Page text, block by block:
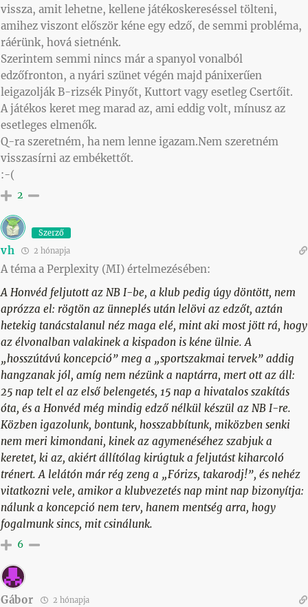
vissza, amit lehetne, kellene játékoskereséssel tölteni,
amihez viszont először kéne egy edző, de semmi probléma,
ráérünk, hová sietnénk.
Szerintem semmi nincs már a spanyol vonalból
edzőfronton, a nyári szünet végén majd pánixerűen
leigazolják B-rizsék Pinyőt, Kuttort vagy esetleg Csertőit.
A játékos keret meg marad az, ami eddig volt, mínusz az
esetleges elmenők.
Q-ra szeretném, ha nem lenne igazam.Nem szeretném
visszasírni az embékettőt.
:-(
2
Szerző
vh 2 hónapja
A téma a Perplexity (MI) értelmezésében:
A Honvéd feljutott az NB I-be, a klub pedig úgy döntött, nem
aprózza el: rögtön az ünneplés után lelövi az edzőt, aztán
hetekig tanácstalanul néz maga elé, mint aki most jött rá, hogy
az élvonalban valakinek a kispadon is kéne ülnie. A
„hosszútávú koncepció” meg a „sportszakmai tervek” addig
hangzanak jól, amíg nem nézünk a naptárra, mert ott az áll:
25 nap telt el az első belengetés, 15 nap a hivatalos szakítás
óta, és a Honvéd még mindig edző nélkül készül az NB I-re.
Közben igazolunk, bontunk, hosszabbítunk, miközben senki
nem meri kimondani, kinek az agymenéséhez szabjuk a
keretet, ki az, akiért állítólag kirúgtuk a feljutást kiharcoló
trénert. A lelátón már rég zeng a „Fórizs, takarodj!”, és nehéz
vitatkozni vele, amikor a klubvezetés nap mint nap bizonyítja:
nálunk a koncepció nem terv, hanem mentség arra, hogy
fogalmunk sincs, mit csinálunk.
6
Gábor 2 hónapja